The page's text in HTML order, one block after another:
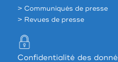
> Communiqués de presse
> Revues de presse
Confidentialité des